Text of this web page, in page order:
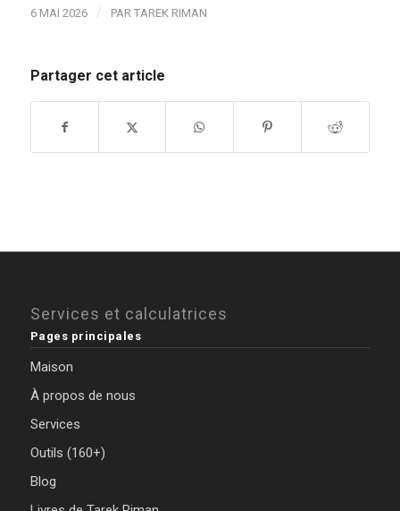
6 MAI 2026 / PAR TAREK RIMAN
Partager cet article
Services et calculatrices
Pages principales
Maison
À propos de nous
Services
Outils (160+)
Blog